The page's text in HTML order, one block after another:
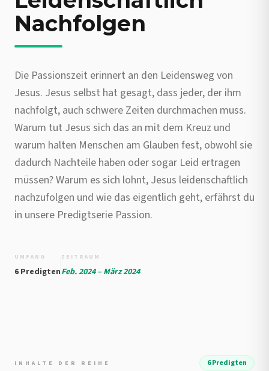
Nachfolgen
Die Passionszeit erinnert an den Leidensweg von
Jesus. Jesus selbst hat gesagt, dass jeder, der ihm
nachfolgt, auch schwere Zeiten durchmachen muss.
Warum tut Jesus sich das an mit dem Kreuz und
warum halten Menschen am Glauben fest, obwohl sie
dadurch Nachteile haben oder sogar Leid ertragen
müssen? Warum es sich lohnt, Jesus leidenschaftlich
nachzufolgen und wie das eigentlich geht, erfährst du
in unsere Predigtserie Passion.
UMFANG
6 Predigten
ZEITRAUM
Feb. 2024 – März 2024
INHALTE DER REIHE 6 Predigten